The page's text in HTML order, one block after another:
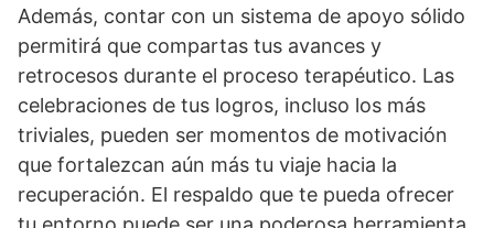
Además, contar con un sistema de apoyo sólido
permitirá que compartas tus avances y
retrocesos durante el proceso terapéutico. Las
celebraciones de tus logros, incluso los más
triviales, pueden ser momentos de motivación
que fortalezcan aún más tu viaje hacia la
recuperación. El respaldo que te pueda ofrecer